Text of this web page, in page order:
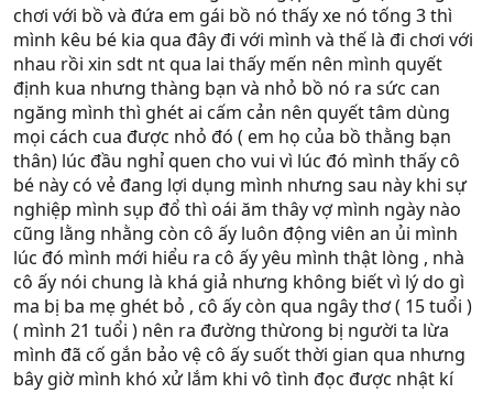
chơi với bồ và đứa em gái bồ nó thấy xe nó tống 3 thì
mình kêu bé kia qua đây đi với mình và thế là đi chơi với
nhau rồi xin sdt nt qua lai thấy mến nên mình quyết
định kua nhưng thàng bạn và nhỏ bồ nó ra sức can
ngăng mình thì ghét ai cấm cản nên quyết tâm dùng
mọi cách cua được nhỏ đó ( em họ của bồ thằng bạn
thân) lúc đầu nghỉ quen cho vui vì lúc đó mình thấy cô
bé này có vẻ đang lợi dụng mình nhưng sau này khi sự
nghiệp mình sụp đổ thì oái ăm thây vợ mình ngày nào
cũng lằng nhằng còn cô ấy luôn động viên an ủi mình
lúc đó mình mới hiểu ra cô ấy yêu mình thật lòng , nhà
cô ấy nói chung là khá giả nhưng không biết vì lý do gì
ma bị ba mẹ ghét bỏ , cô ấy còn qua ngây thơ ( 15 tuổi )
( mình 21 tuổi ) nên ra đường thừong bị người ta lừa
mình đã cố gắn bảo vệ cô ấy suốt thời gian qua nhưng
bây giờ mình khó xử lắm khi vô tình đọc được nhật kí